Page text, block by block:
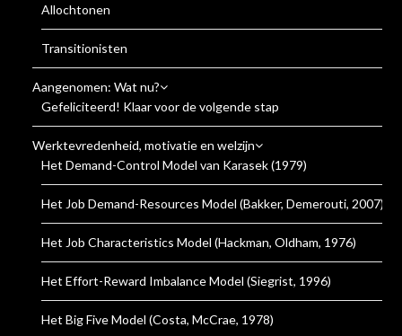
Allochtonen
Transitionisten
Aangenomen: Wat nu?
Gefeliciteerd! Klaar voor de volgende stap
Werktevredenheid, motivatie en welzijn
Het Demand-Control Model van Karasek (1979)
Het Job Demand-Resources Model (Bakker, Demerouti, 2007)
Het Job Characteristics Model (Hackman, Oldham, 1976)
Het Effort-Reward Imbalance Model (Siegrist, 1996)
Het Big Five Model (Costa, McCrae, 1978)